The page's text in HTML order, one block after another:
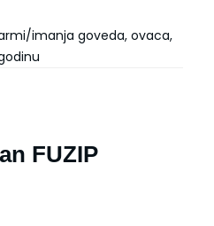
imanja goveda, ovaca,
FUZIP